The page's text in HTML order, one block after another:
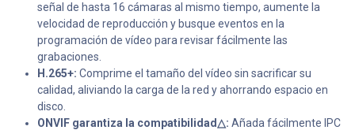
señal de hasta 16 cámaras al mismo tiempo, aumente la
velocidad de reproducción y busque eventos en la
programación de vídeo para revisar fácilmente las
grabaciones.
H.265+: Comprime el tamaño del vídeo sin sacrificar su
calidad, aliviando la carga de la red y ahorrando espacio en
disco.
ONVIF garantiza la compatibilidad△: Añada fácilmente IPC